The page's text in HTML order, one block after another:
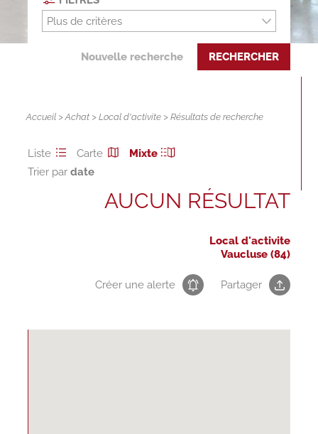
Plus de critères
Nouvelle recherche RECHERCHER
Accueil >Achat >Local d'activite > Résultats de recherche
Liste Carte
Mixte
Trier par
AUCUN RÉSULTAT
Local d'activite
Vaucluse (84)
Créer une alerte Partager